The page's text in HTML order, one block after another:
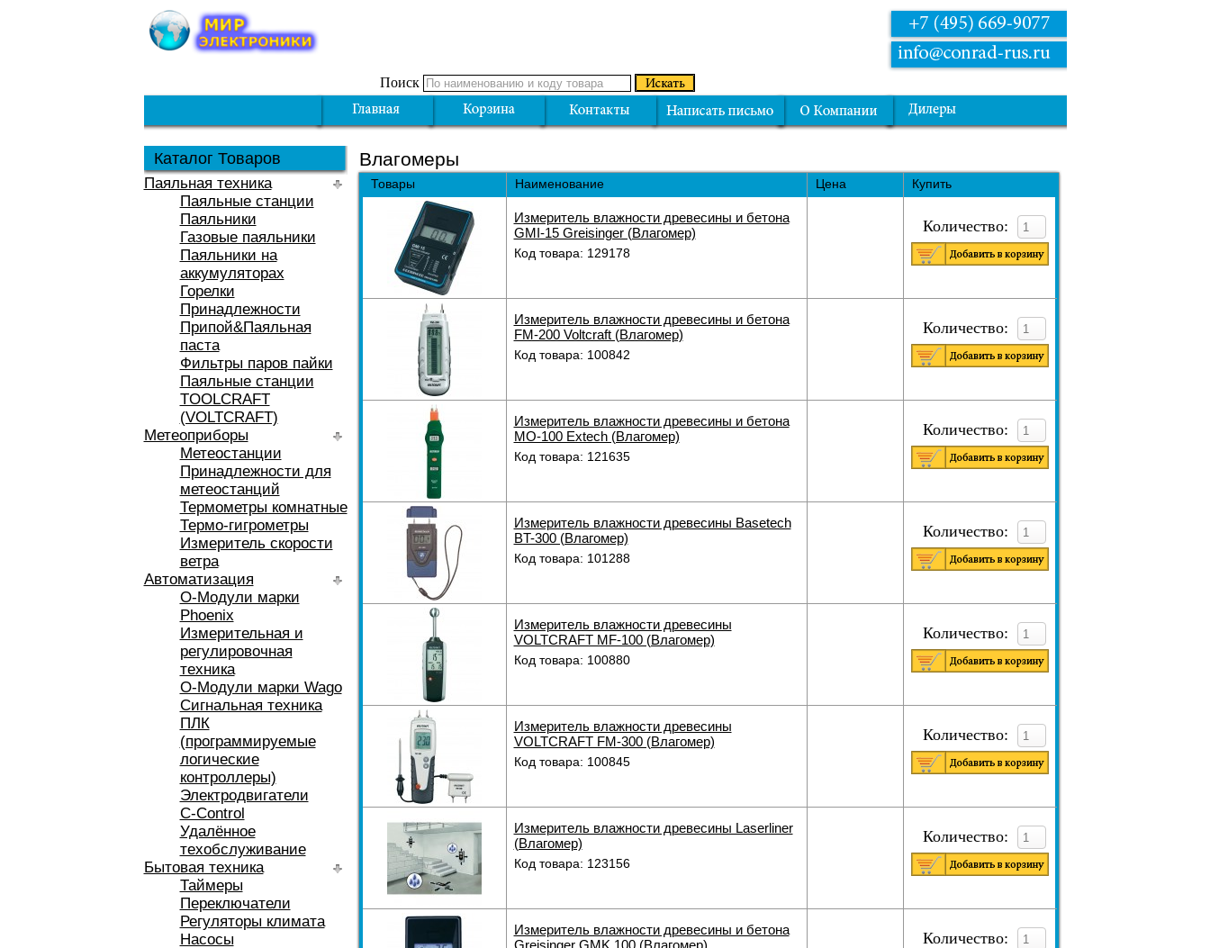
Поиск
Каталог Товаров
Паяльная техника
Паяльные станции
Паяльники
Газовые паяльники
Паяльники на
аккумуляторах
Горелки
Принадлежности
Припой&Паяльная
паста
Фильтры паров пайки
Паяльные станции
TOOLCRAFT
(VOLTCRAFT)
Метеоприборы
Метеостанции
Принадлежности для
метеостанций
Термометры комнатные
Термо-гигрометры
Измеритель скорости
ветра
Автоматизация
O-Модули марки
Phoenix
Измерительная и
регулировочная
техника
O-Модули марки Wago
Сигнальная техника
ПЛК
(программируемые
логические
контроллеры)
Электродвигатели
C-Control
Удалённое
техобслуживание
Бытовая техника
Таймеры
Переключатели
Регуляторы климата
Насосы
Влагомеры
Товары Наименование Цена Купить
Измеритель влажности древесины и бетона
GMI-15 Greisinger (Влагомер)
Код товара: 129178
Количество:
Измеритель влажности древесины и бетона
FM-200 Voltcraft (Влагомер)
Код товара: 100842
Количество:
Измеритель влажности древесины и бетона
МО-100 Extech (Влагомер)
Код товара: 121635
Количество:
Измеритель влажности древесины Basetech
BT-300 (Влагомер)
Код товара: 101288
Количество:
Измеритель влажности древесины
VOLTCRAFT MF-100 (Влагомер)
Код товара: 100880
Количество:
Измеритель влажности древесины
VOLTCRAFT FM-300 (Влагомер)
Код товара: 100845
Количество:
Измеритель влажности древесины Laserliner
(Влагомер)
Код товара: 123156
Количество:
Измеритель влажности древесины и бетона
Greisinger GMK 100 (Влагомер)
Количество: